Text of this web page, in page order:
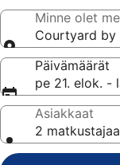
Minne olet
Courtyard by
Päivämäärät
pe 21. elok. -
Asiakkaat
2